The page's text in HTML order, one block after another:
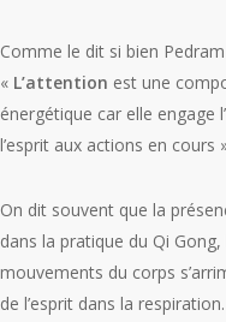
Comme le dit si bien
« L’attention est une
énergétique car elle engage
l’esprit aux actions en cours
On dit souvent que la
dans la pratique du Qi
mouvements du corps
de l’esprit dans la respiration.